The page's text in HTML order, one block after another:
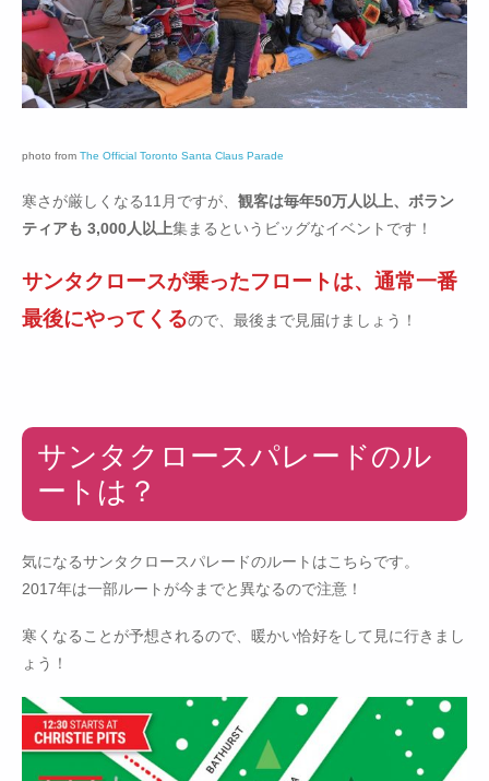
photo from The Official Toronto Santa Claus Parade
寒さが厳しくなる11月ですが、 観客は毎年50万人以上、ボラン
ティアも 3,000人以上集まるというビッグなイベントです！
サンタクロースが乗ったフロートは、通常一番
最後にやってくるので、最後まで見届けましょう！
サンタクロースパレードのル
ートは？
気になるサンタクロースパレードのルートはこちらです。
2017年は一部ルートが今までと異なるので注意！
寒くなることが予想されるので、暖かい恰好をして見に行きまし
ょう！